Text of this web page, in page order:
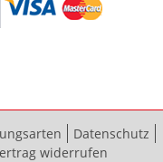
Datenschutz
widerrufen